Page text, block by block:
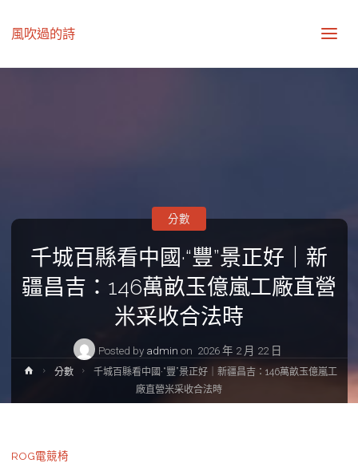
風吹過的詩
千城百縣看中國·“豐”景正好｜新
疆昌吉：146萬畝玉億嵐工廠直營
米采收合法時
Posted by admin on 2026 年 2 月 22 日
分數
Home分數
千城百縣看中國·“豐”景正好｜新疆昌吉：146萬畝玉億嵐工
廠直營米采收合法時
ROG電競椅